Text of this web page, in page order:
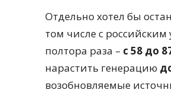
Отдельно хотел бы
том числе с
полтора раза – с 58 до
нарастить генерацию
возобновляемые